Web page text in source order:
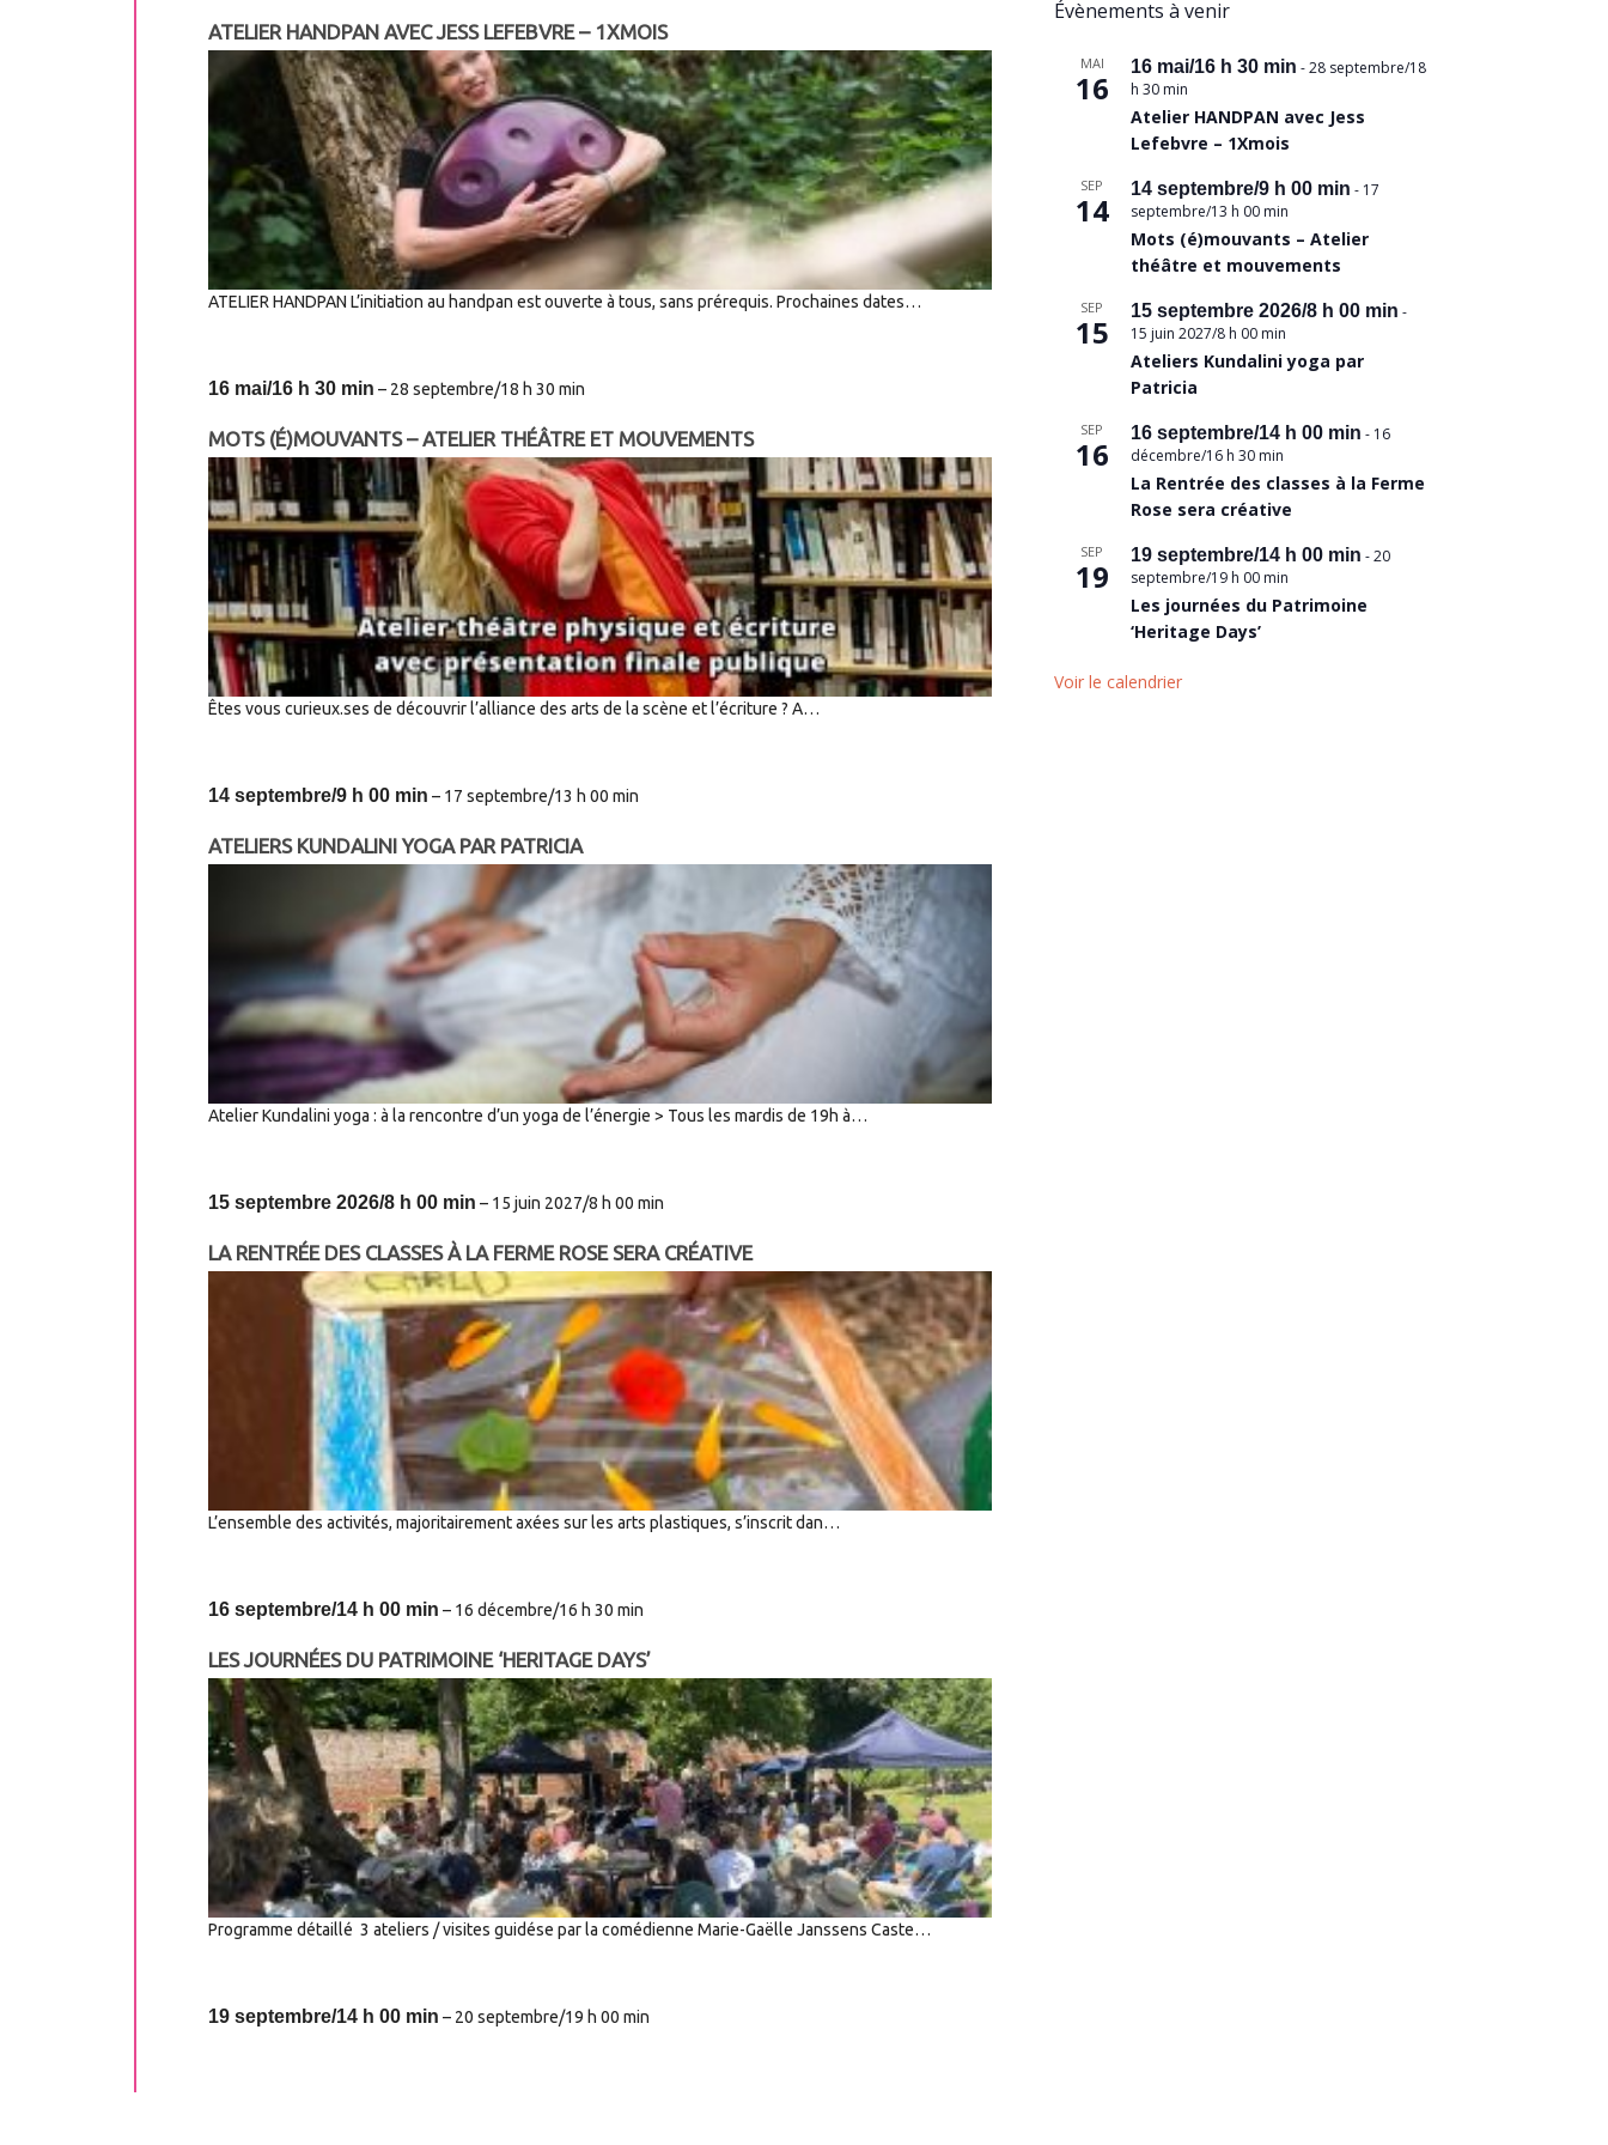
ATELIER HANDPAN AVEC JESS LEFEBVRE – 1XMOIS
ATELIER HANDPAN L’initiation au handpan est ouverte à tous, sans prérequis. Prochaines dates…
16 mai/16 h 30 min – 28 septembre/18 h 30 min
MOTS (É)MOUVANTS – ATELIER THÉÂTRE ET MOUVEMENTS
Êtes vous curieux.ses de découvrir l’alliance des arts de la scène et l’écriture ? A…
14 septembre/9 h 00 min – 17 septembre/13 h 00 min
ATELIERS KUNDALINI YOGA PAR PATRICIA
Atelier Kundalini yoga : à la rencontre d’un yoga de l’énergie > Tous les mardis de 19h à…
15 septembre 2026/8 h 00 min – 15 juin 2027/8 h 00 min
LA RENTRÉE DES CLASSES À LA FERME ROSE SERA CRÉATIVE
L’ensemble des activités, majoritairement axées sur les arts plastiques, s’inscrit dan…
16 septembre/14 h 00 min – 16 décembre/16 h 30 min
LES JOURNÉES DU PATRIMOINE ‘HERITAGE DAYS’
Programme détaillé 3 ateliers / visites guidése par la comédienne Marie-Gaëlle Janssens Caste…
19 septembre/14 h 00 min – 20 septembre/19 h 00 min
Évènements à venir
MAI
16
16 mai/16 h 30 min -28 septembre/18
h 30 min
Atelier HANDPAN avec Jess
Lefebvre – 1Xmois
SEP
14
14 septembre/9 h 00 min - 17
septembre/13 h 00 min
Mots (é)mouvants – Atelier
théâtre et mouvements
SEP
15
15 septembre 2026/8 h 00 min -
15 juin 2027/8 h 00 min
Ateliers Kundalini yoga par
Patricia
SEP
16
16 septembre/14 h 00 min - 16
décembre/16 h 30 min
La Rentrée des classes à la Ferme
Rose sera créative
SEP
19
19 septembre/14 h 00 min -20
septembre/19 h 00 min
Les journées du Patrimoine
‘Heritage Days’
Voir le calendrier